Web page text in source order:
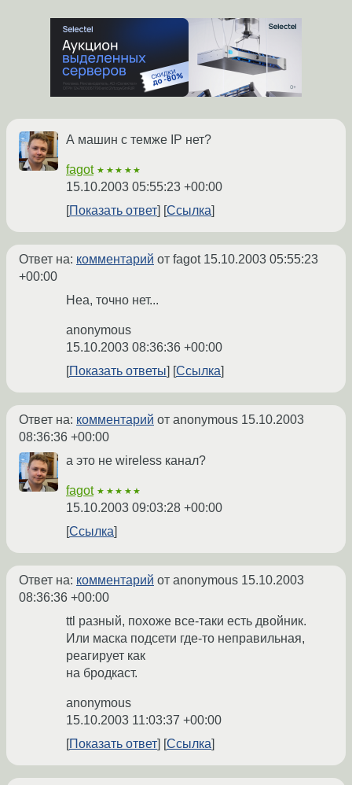
А машин с темже IP нет?
fagot ★★★★★
15.10.2003 05:55:23 +00:00
Показать ответ
Ссылка
Ответ на: комментарий от fagot 15.10.2003 05:55:23
+00:00
Неа, точно нет...
anonymous
15.10.2003 08:36:36 +00:00
Показать ответы
Ссылка
Ответ на: комментарий от anonymous 15.10.2003
08:36:36 +00:00
а это не wireless канал?
fagot ★★★★★
15.10.2003 09:03:28 +00:00
Ссылка
Ответ на: комментарий от anonymous 15.10.2003
08:36:36 +00:00
ttl разный, похоже все-таки есть двойник.
Или маска подсети где-то неправильная,
реагирует как
на бродкаст.
anonymous
15.10.2003 11:03:37 +00:00
Показать ответ
Ссылка